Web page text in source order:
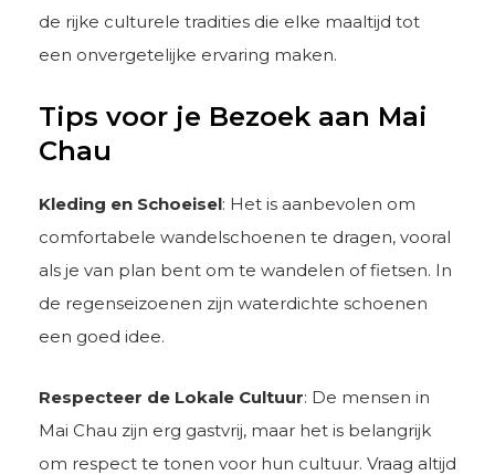
de rijke culturele tradities die elke maaltijd tot
een onvergetelijke ervaring maken.
Tips voor je Bezoek aan Mai
Chau
Kleding en Schoeisel: Het is aanbevolen om
comfortabele wandelschoenen te dragen, vooral
als je van plan bent om te wandelen of fietsen. In
de regenseizoenen zijn waterdichte schoenen
een goed idee.
Respecteer de Lokale Cultuur: De mensen in
Mai Chau zijn erg gastvrij, maar het is belangrijk
om respect te tonen voor hun cultuur. Vraag altijd